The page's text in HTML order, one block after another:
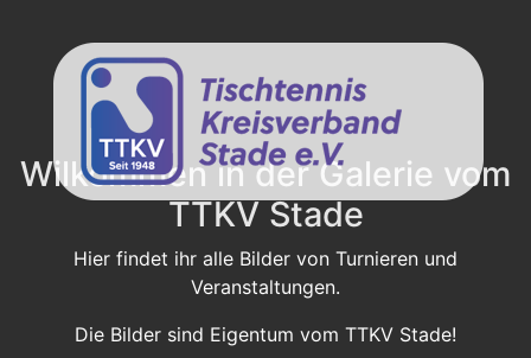
Wilkommen in der Galerie vom
TTKV Stade
Hier findet ihr alle Bilder von Turnieren und
Veranstaltungen.
Die Bilder sind Eigentum vom TTKV Stade!